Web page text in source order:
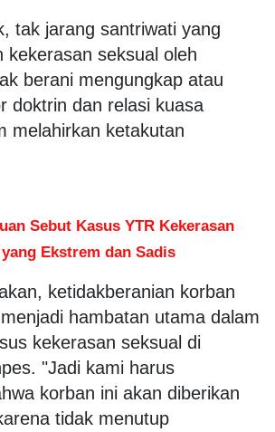
tak jarang santriwati yang
kekerasan seksual oleh
berani mengungkap atau
doktrin dan relasi kuasa
melahirkan ketakutan
Sebut Kasus YTR Kekerasan
Ekstrem dan Sadis
ketidakberanian korban
hambatan utama dalam
kekerasan seksual di
"Jadi kami harus
korban ini akan diberikan
tidak menutup